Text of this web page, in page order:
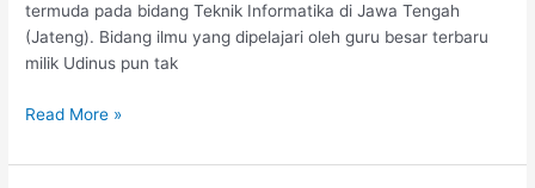
termuda pada bidang Teknik Informatika di Jawa Tengah
(Jateng). Bidang ilmu yang dipelajari oleh guru besar terbaru
milik Udinus pun tak
JAWA
TENGAH
Read More »